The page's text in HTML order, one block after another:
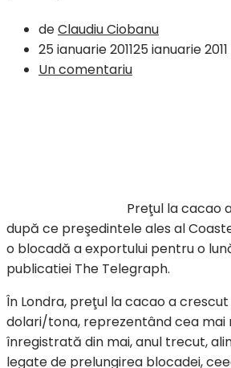
deClaudiu Ciobanu
25 ianuarie 201125 ianuarie 2011
Un comentariu
Preţul la cacao
după ce preşedintele ales al
o blocadă a exportului pentru o
publicatiei The Telegraph.
În Londra, preţul la cacao a crescut
dolari/tona, reprezentând cea mai
înregistrată din mai, anul trecut,
legate de prelungirea blocadei,